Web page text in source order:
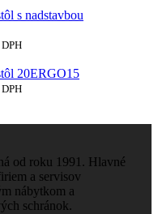
s nadstavbou
DPH
20ERGO15
DPH
od roku 1991. Hlavné
a servisov
nábytkom a
schránok.